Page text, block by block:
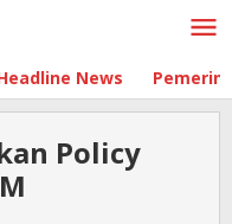
News
Policy